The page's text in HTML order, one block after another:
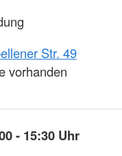
Str. 49
vorhanden
- 15:30 Uhr